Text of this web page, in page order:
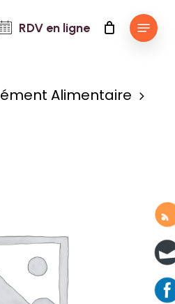
RDV en ligne
Menu
Alimentaire